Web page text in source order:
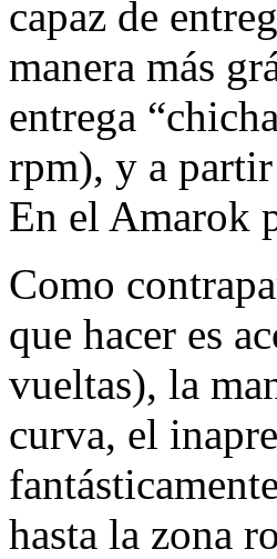
capaz de
manera más
entrega
rpm), y a
En el Amarok
Como
que hacer es
vueltas), la
curva, el
hasta la zona